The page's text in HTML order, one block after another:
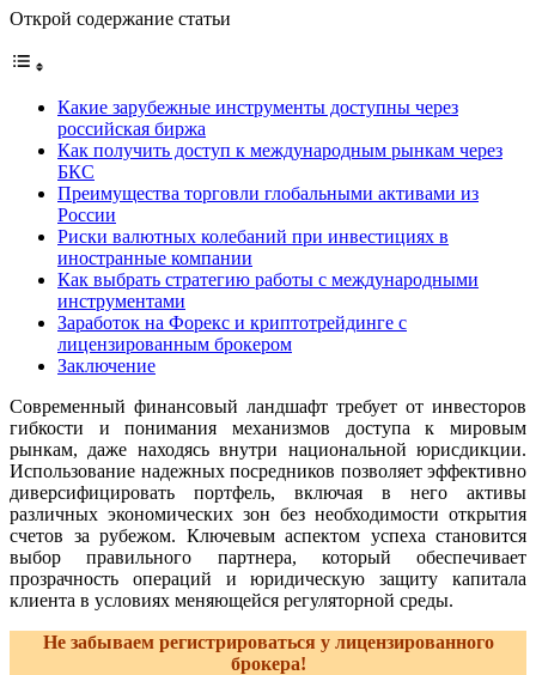
Открой содержание статьи
Какие зарубежные инструменты доступны через
российская биржа
Как получить доступ к международным рынкам через
БКС
Преимущества торговли глобальными активами из
России
Риски валютных колебаний при инвестициях в
иностранные компании
Как выбрать стратегию работы с международными
инструментами
Заработок на Форекс и криптотрейдинге с
лицензированным брокером
Заключение
Современный финансовый ландшафт требует от инвесторов
гибкости и понимания механизмов доступа к мировым
рынкам, даже находясь внутри национальной юрисдикции.
Использование надежных посредников позволяет эффективно
диверсифицировать портфель, включая в него активы
различных экономических зон без необходимости открытия
счетов за рубежом. Ключевым аспектом успеха становится
выбор правильного партнера, который обеспечивает
прозрачность операций и юридическую защиту капитала
клиента в условиях меняющейся регуляторной среды.
Не забываем регистрироваться у лицензированного
брокера!